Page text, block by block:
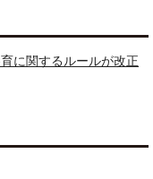
に関するルールが改正